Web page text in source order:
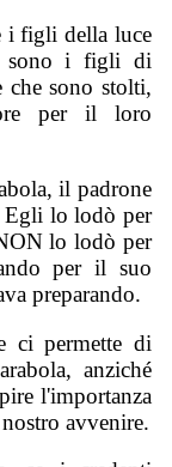
i figli della luce
sono i figli di
che sono stolti,
per il loro
il padrone
Egli lo lodò per
lo lodò per
per il suo
preparando.
ci permette di
anziché
l'importanza
avvenire.